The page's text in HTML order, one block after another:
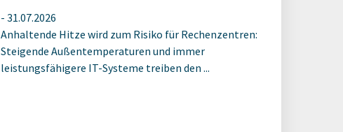
- 31.07.2026
Anhaltende Hitze wird zum Risiko für Rechenzentren:
Steigende Außentemperaturen und immer
leistungsfähigere IT-Systeme treiben den ...